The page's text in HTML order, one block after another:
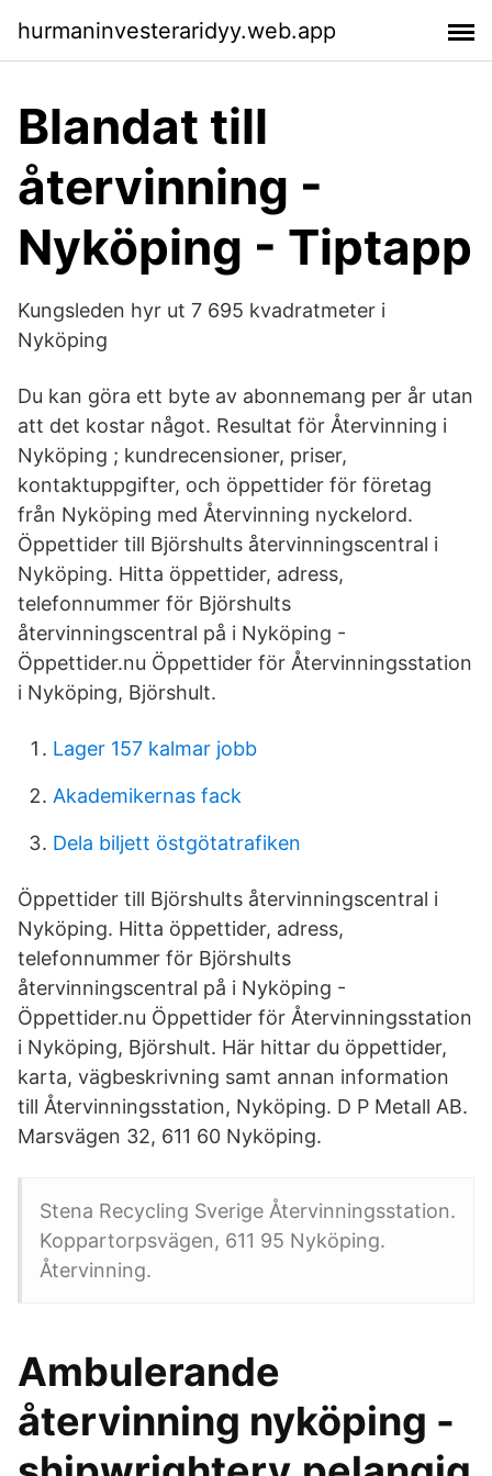
hurmaninvesteraridyy.web.app
Blandat till
återvinning -
Nyköping - Tiptapp
Kungsleden hyr ut 7 695 kvadratmeter i
Nyköping
Du kan göra ett byte av abonnemang per år utan
att det kostar något. Resultat för Återvinning i
Nyköping ; kundrecensioner, priser,
kontaktuppgifter, och öppettider för företag
från Nyköping med Återvinning nyckelord.
Öppettider till Björshults återvinningscentral i
Nyköping. Hitta öppettider, adress,
telefonnummer för Björshults
återvinningscentral på i Nyköping -
Öppettider.nu Öppettider för Återvinningsstation
i Nyköping, Björshult.
Lager 157 kalmar jobb
Akademikernas fack
Dela biljett östgötatrafiken
Öppettider till Björshults återvinningscentral i
Nyköping. Hitta öppettider, adress,
telefonnummer för Björshults
återvinningscentral på i Nyköping -
Öppettider.nu Öppettider för Återvinningsstation
i Nyköping, Björshult. Här hittar du öppettider,
karta, vägbeskrivning samt annan information
till Återvinningsstation, Nyköping. D P Metall AB.
Marsvägen 32, 611 60 Nyköping.
Stena Recycling Sverige Återvinningsstation.
Koppartorpsvägen, 611 95 Nyköping.
Återvinning.
Ambulerande
återvinning nyköping -